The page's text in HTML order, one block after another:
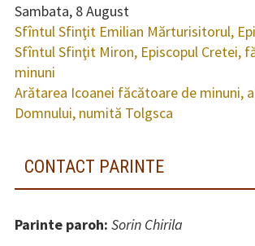
Sambata, 8 August
Sfîntul Sfinţit Emilian Mărturisitorul,
Sfîntul Sfinţit Miron, Episcopul Cretei,
minuni
Arătarea Icoanei făcătoare de minuni,
Domnului, numită Tolgsca
CONTACT PARINTE
Parinte paroh: Sorin Chirila